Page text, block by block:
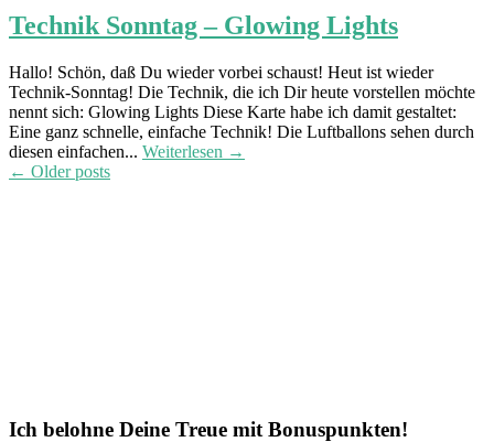
Technik Sonntag – Glowing Lights
Hallo! Schön, daß Du wieder vorbei schaust! Heut ist wieder
Technik-Sonntag! Die Technik, die ich Dir heute vorstellen möchte
nennt sich: Glowing Lights Diese Karte habe ich damit gestaltet:
Eine ganz schnelle, einfache Technik! Die Luftballons sehen durch
diesen einfachen... Weiterlesen →
Post
← Older posts
Ich belohne Deine Treue mit Bonuspunkten!